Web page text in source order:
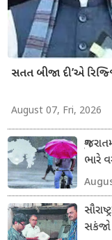
સતત બીજા દી’એ
August 07, Fri, 2026
ભારે
સકંજો